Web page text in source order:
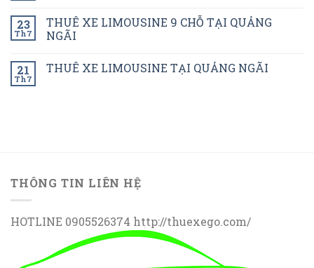
23
Th7
THUÊ XE LIMOUSINE 9 CHỖ TẠI QUẢNG
NGÃI
21
Th7
THUÊ XE LIMOUSINE TẠI QUẢNG NGÃI
THÔNG TIN LIÊN HỆ
HOTLINE 0905526374 http://thuexego.com/